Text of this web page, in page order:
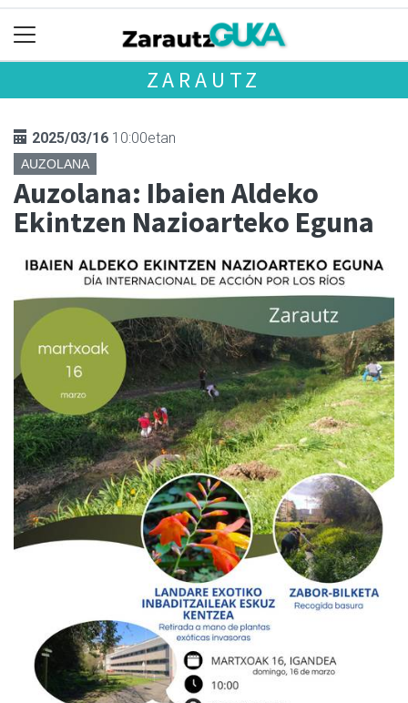
ZARAUTZ
2025/03/16 10:00etan
AUZOLANA
Auzolana: Ibaien Aldeko
Ekintzen Nazioarteko Eguna